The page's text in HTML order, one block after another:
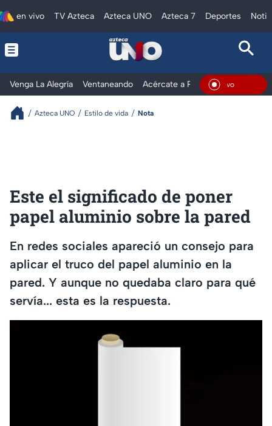
en vivo TV Azteca Azteca UNO Azteca 7 Deportes
Venga La Alegría Ventaneando Acércate a Rocío Al ExtremoEn
Azteca UNO Estilo de vida Nota
Este el significado de poner
papel aluminio sobre la pared
En redes sociales apareció un consejo para
aplicar el truco del papel aluminio en la
pared. Y aunque no quedaba claro para qué
servía... esta es la respuesta.